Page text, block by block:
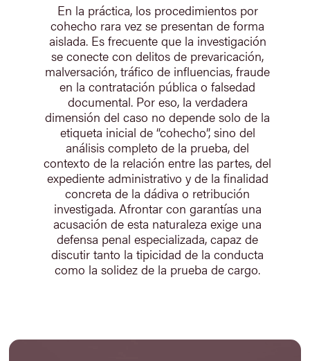
En la práctica, los procedimientos por
cohecho rara vez se presentan de forma
aislada. Es frecuente que la investigación
se conecte con delitos de prevaricación,
malversación, tráfico de influencias, fraude
en la contratación pública o falsedad
documental. Por eso, la verdadera
dimensión del caso no depende solo de la
etiqueta inicial de “cohecho”, sino del
análisis completo de la prueba, del
contexto de la relación entre las partes, del
expediente administrativo y de la finalidad
concreta de la dádiva o retribución
investigada. Afrontar con garantías una
acusación de esta naturaleza exige una
defensa penal especializada, capaz de
discutir tanto la tipicidad de la conducta
como la solidez de la prueba de cargo.